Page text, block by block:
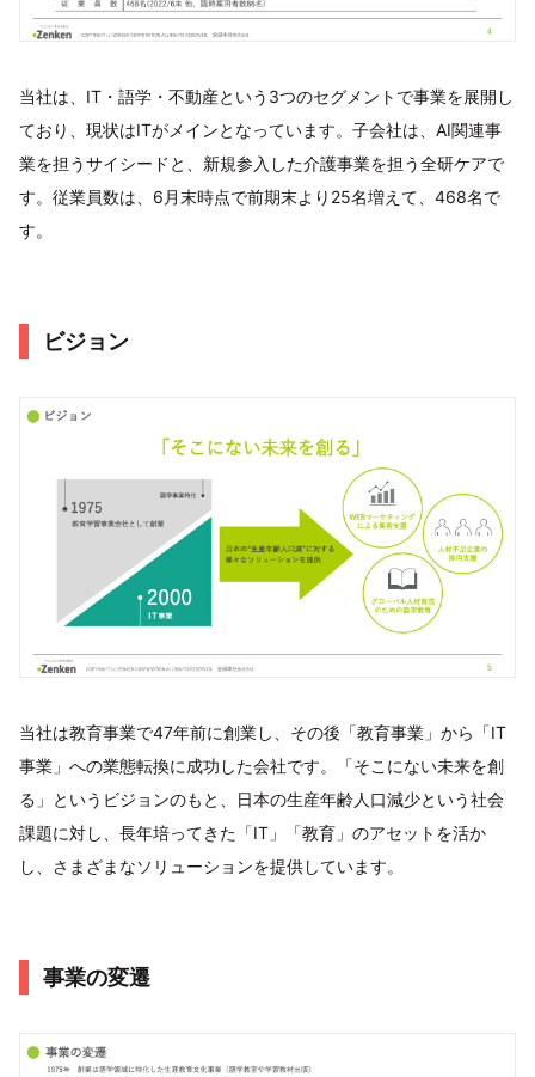
当社は、IT・語学・不動産という3つのセグメントで事業を展開し
ており、現状はITがメインとなっています。子会社は、AI関連事
業を担うサイシードと、新規参入した介護事業を担う全研ケアで
す。従業員数は、6月末時点で前期末より25名増えて、468名で
す。
ビジョン
当社は教育事業で47年前に創業し、その後「教育事業」から「IT
事業」への業態転換に成功した会社です。「そこにない未来を創
る」というビジョンのもと、日本の生産年齢人口減少という社会
課題に対し、⾧年培ってきた「IT」「教育」のアセットを活か
し、さまざまなソリューションを提供しています。
事業の変遷